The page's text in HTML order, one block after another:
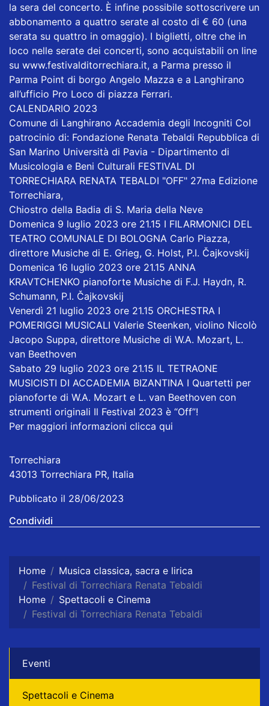
la sera del concerto. È infine possibile sottoscrivere un
abbonamento a quattro serate al costo di € 60 (una
serata su quattro in omaggio). I biglietti, oltre che in
loco nelle serate dei concerti, sono acquistabili on line
su www.festivalditorrechiara.it, a Parma presso il
Parma Point di borgo Angelo Mazza e a Langhirano
all’ufficio Pro Loco di piazza Ferrari.
CALENDARIO 2023
Comune di Langhirano Accademia degli Incogniti Col
patrocinio di: Fondazione Renata Tebaldi Repubblica di
San Marino Università di Pavia - Dipartimento di
Musicologia e Beni Culturali FESTIVAL DI
TORRECHIARA RENATA TEBALDI "OFF" 27ma Edizione
Torrechiara,
Chiostro della Badia di S. Maria della Neve
Domenica 9 luglio 2023 ore 21.15 I FILARMONICI DEL
TEATRO COMUNALE DI BOLOGNA Carlo Piazza,
direttore Musiche di E. Grieg, G. Holst, P.I. Čajkovskij
Domenica 16 luglio 2023 ore 21.15 ANNA
KRAVTCHENKO pianoforte Musiche di F.J. Haydn, R.
Schumann, P.I. Čajkovskij
Venerdì 21 luglio 2023 ore 21.15 ORCHESTRA I
POMERIGGI MUSICALI Valerie Steenken, violino Nicolò
Jacopo Suppa, direttore Musiche di W.A. Mozart, L.
van Beethoven
Sabato 29 luglio 2023 ore 21.15 IL TETRAONE
MUSICISTI DI ACCADEMIA BIZANTINA I Quartetti per
pianoforte di W.A. Mozart e L. van Beethoven con
strumenti originali Il Festival 2023 è “Off”!
Per maggiori informazioni clicca qui
Torrechiara
43013 Torrechiara PR, Italia
Pubblicato il 28/06/2023
Condividi
Home
Musica classica, sacra e lirica
Festival di Torrechiara Renata Tebaldi
Home
Spettacoli e Cinema
Festival di Torrechiara Renata Tebaldi
Eventi
Spettacoli e Cinema